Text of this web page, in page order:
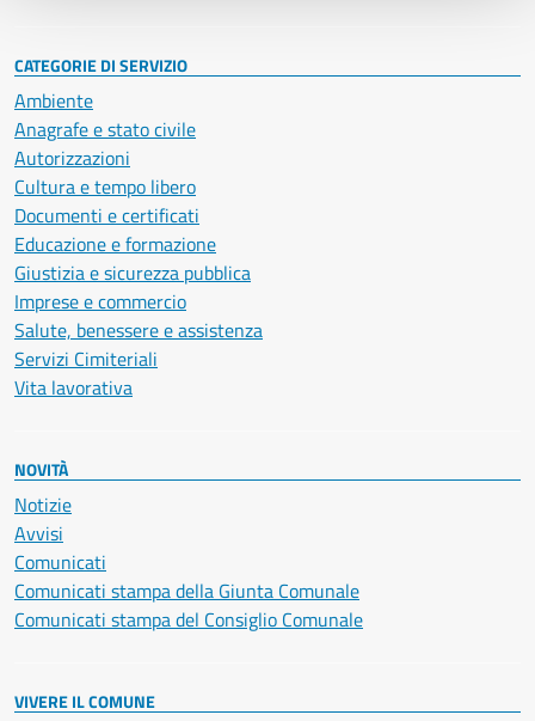
CATEGORIE DI SERVIZIO
Ambiente
Anagrafe e stato civile
Autorizzazioni
Cultura e tempo libero
Documenti e certificati
Educazione e formazione
Giustizia e sicurezza pubblica
Imprese e commercio
Salute, benessere e assistenza
Servizi Cimiteriali
Vita lavorativa
NOVITÀ
Notizie
Avvisi
Comunicati
Comunicati stampa della Giunta Comunale
Comunicati stampa del Consiglio Comunale
VIVERE IL COMUNE